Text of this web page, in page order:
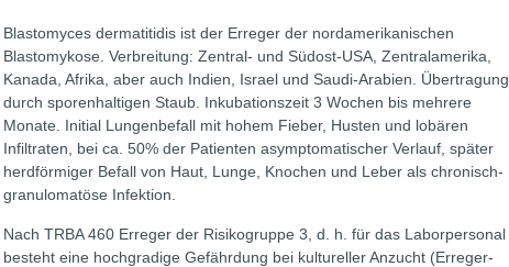
Blastomyces dermatitidis ist der Erreger der nordamerikanischen
Blastomykose. Verbreitung: Zentral- und Südost-USA, Zentralamerika,
Kanada, Afrika, aber auch Indien, Israel und Saudi-Arabien. Übertragung
durch sporenhaltigen Staub. Inkubationszeit 3 Wochen bis mehrere
Monate. Initial Lungenbefall mit hohem Fieber, Husten und lobären
Infiltraten, bei ca. 50% der Patienten asymptomatischer Verlauf, später
herdförmiger Befall von Haut, Lunge, Knochen und Leber als chronisch-
granulomatöse Infektion.
Nach TRBA 460 Erreger der Risikogruppe 3, d. h. für das Laborpersonal
besteht eine hochgradige Gefährdung bei kultureller Anzucht (Erreger-